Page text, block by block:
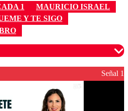
1
MAURICIO ISRAEL
Y TE SIGO
moderados para garantizar un
respetuoso.
Señal 1